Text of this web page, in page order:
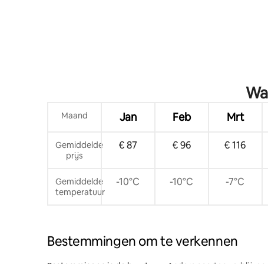
Maand Jan Feb Mrt
Gemiddelde
prijs
€ 87 € 96 € 116
Gemiddelde
temperatuur
-10°C -10°C -7°C
Bestemmingen om te verkennen